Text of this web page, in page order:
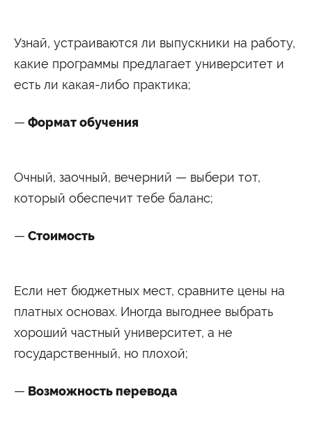
Узнай, устраиваются ли выпускники на работу,
какие программы предлагает университет и
есть ли какая-либо практика;
Формат обучения
Очный, заочный, вечерний — выбери тот,
который обеспечит тебе баланс;
Стоимость
Если нет бюджетных мест, сравните цены на
платных основах. Иногда выгоднее выбрать
хороший частный университет, а не
государственный, но плохой;
Возможность перевода